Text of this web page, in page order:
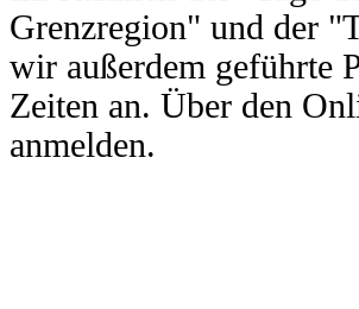
Grenzregion" und der
wir außerdem geführte
Zeiten an. Über den
anmelden.